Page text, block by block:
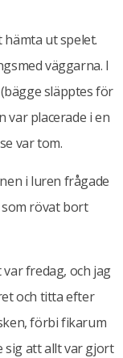
hämta ut spelet.
väggarna. I
släpptes för
var placerade i en
var tom.
i luren frågade
rövat bort
fredag, och jag
och titta efter
förbi fikarum
sig att allt var gjort